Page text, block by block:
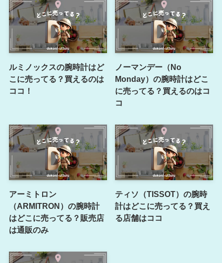
ルミノックスの腕時計はど
こに売ってる？買えるのは
ココ！
ノーマンデー（No
Monday）の腕時計はどこ
に売ってる？買えるのはコ
コ
アーミトロン
（ARMITRON）の腕時計
はどこに売ってる？販売店
は通販のみ
ティソ（TISSOT）の腕時
計はどこに売ってる？買え
る店舗はココ